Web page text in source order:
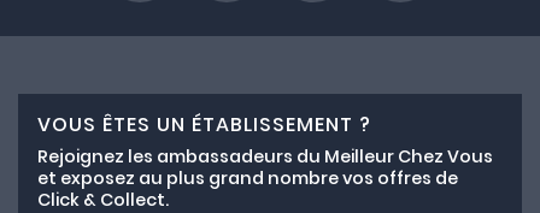
VOUS ÊTES UN ÉTABLISSEMENT ?
Rejoignez les ambassadeurs du Meilleur Chez Vous
et exposez au plus grand nombre vos offres de
Click & Collect.